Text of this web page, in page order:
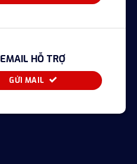
EMAIL HỖ TRỢ
GỬI MAIL